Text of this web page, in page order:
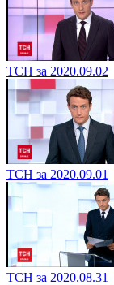
ТСН за 2020.09.02
ТСН за 2020.09.01
ТСН за 2020.08.31